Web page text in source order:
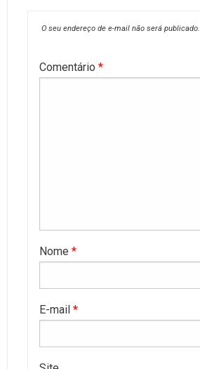
O seu endereço de e-mail não será publicado.
Comentário *
Nome *
E-mail *